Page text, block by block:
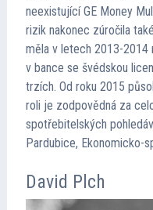
neexistující GE Money
rizik nakonec zúročila
měla v letech 2013-2014
v bance se švédskou
trzích. Od roku 2015
roli je zodpovědná za
spotřebitelských
Pardubice, Ekonomicko-
David Plch